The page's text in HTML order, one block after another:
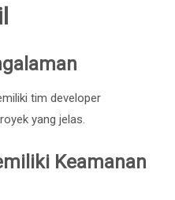
tim developer
yang jelas.
Keamanan